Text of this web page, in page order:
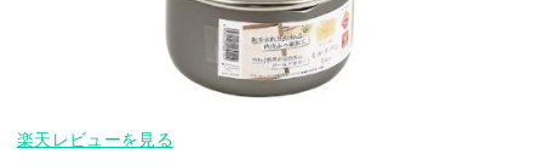
楽天レビューを見る